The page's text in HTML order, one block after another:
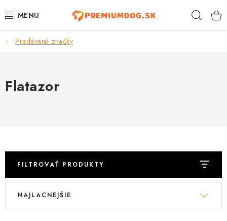
na
TOP 100 PRODUKTOV
KONTAKTY
PSY
MAČKY
Predávané značky
Flatazor
FILTROVAŤ PRODUKTY
V
R
NAJLACNEJŠIE